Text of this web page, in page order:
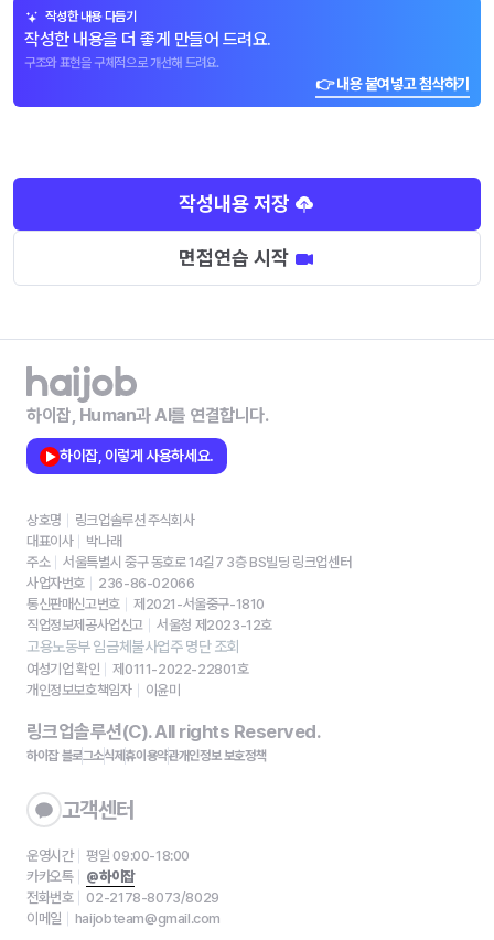
작성한 내용 다듬기
작성한 내용을 더 좋게 만들어 드려요.
구조와 표현을 구체적으로 개선해 드려요.
👉 내용 붙여넣고 첨삭하기
작성내용 저장
면접연습 시작
하이잡, Human과 AI를 연결합니다.
하이잡, 이렇게 사용하세요.
상호명
링크업솔루션 주식회사
대표이사
박나래
주소
서울특별시 중구 동호로 14길7 3층 BS빌딩 링크업센터
사업자번호
236-86-02066
통신판매신고번호
제2021-서울중구-1810
직업정보제공사업신고
서울청 제2023-12호
고용노동부 임금체불사업주 명단 조회
여성기업 확인
제0111-2022-22801호
개인정보보호책임자
이윤미
링크업솔루션(C). All rights Reserved.
하이잡 블로그소식제휴이용약관개인정보 보호정책
고객센터
운영시간
평일 09:00-18:00
카카오톡
@하이잡
전화번호
02-2178-8073/8029
이메일
haijobteam@gmail.com